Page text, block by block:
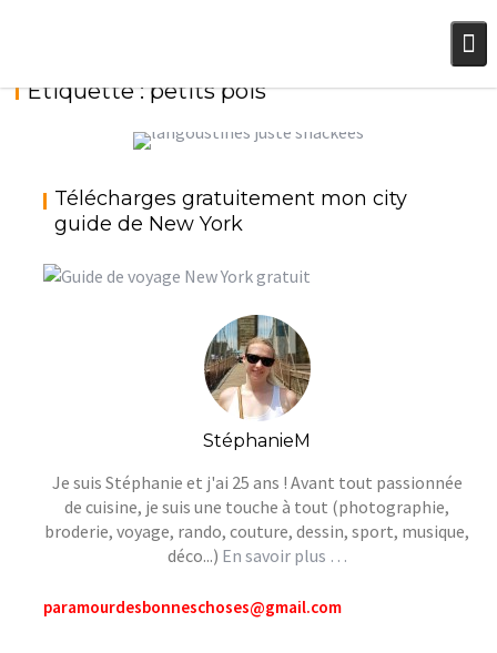
Étiquette :petits pois
PETITS POIS, ÉCRASÉE DE FRAMBOISES PAR
RODOLPHE REGNAULD
Télécharges gratuitement mon city
guide de New York
StéphanieM
Je suis Stéphanie et j'ai 25 ans ! Avant tout passionnée
de cuisine, je suis une touche à tout (photographie,
broderie, voyage, rando, couture, dessin, sport, musique,
déco...) En savoir plus …
paramourdesbonneschoses@gmail.com